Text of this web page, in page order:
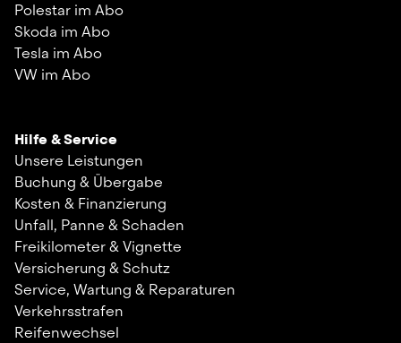
Polestar im Abo
Skoda im Abo
Tesla im Abo
VW im Abo
Hilfe & Service
Unsere Leistungen
Buchung & Übergabe
Kosten & Finanzierung
Unfall, Panne & Schaden
Freikilometer & Vignette
Versicherung & Schutz
Service, Wartung & Reparaturen
Verkehrsstrafen
Reifenwechsel